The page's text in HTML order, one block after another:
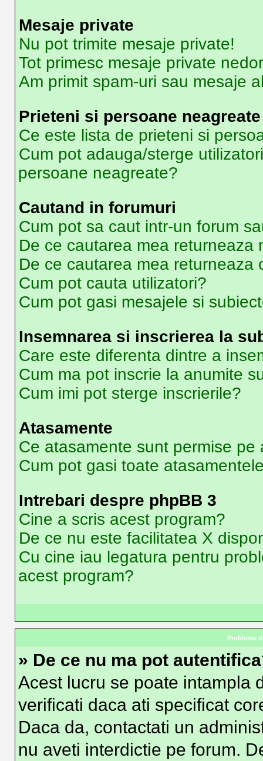
Mesaje private
Nu pot trimite mesaje private!
Tot primesc mesaje private
Am primit spam-uri sau mesaje
Prieteni si persoane neagreate
Ce este lista de prieteni si
Cum pot adauga/sterge
persoane neagreate?
Cautand in forumuri
Cum pot sa caut intr-un forum
De ce cautarea mea returneaza
De ce cautarea mea returneaza
Cum pot cauta utilizatori?
Cum pot gasi mesajele si
Insemnarea si inscrierea la
Care este diferenta dintre a
Cum ma pot inscrie la anumite
Cum imi pot sterge inscrierile?
Atasamente
Ce atasamente sunt permise pe
Cum pot gasi toate
Intrebari despre phpBB 3
Cine a scris acest program?
De ce nu este facilitatea X
Cu cine iau legatura pentru
acest program?
Probleme
» De ce nu ma pot
Acest lucru se poate intampla
verificati daca ati specificat
Daca da, contactati un
nu aveti interdictie pe forum.